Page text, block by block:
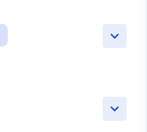
keyboard_arrow_down
keyboard_arrow_down